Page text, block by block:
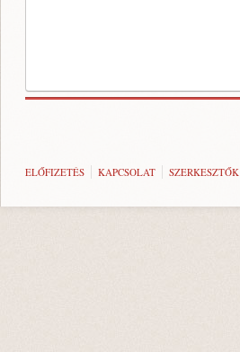
ELŐFIZETÉS KAPCSOLAT SZERKESZTŐK